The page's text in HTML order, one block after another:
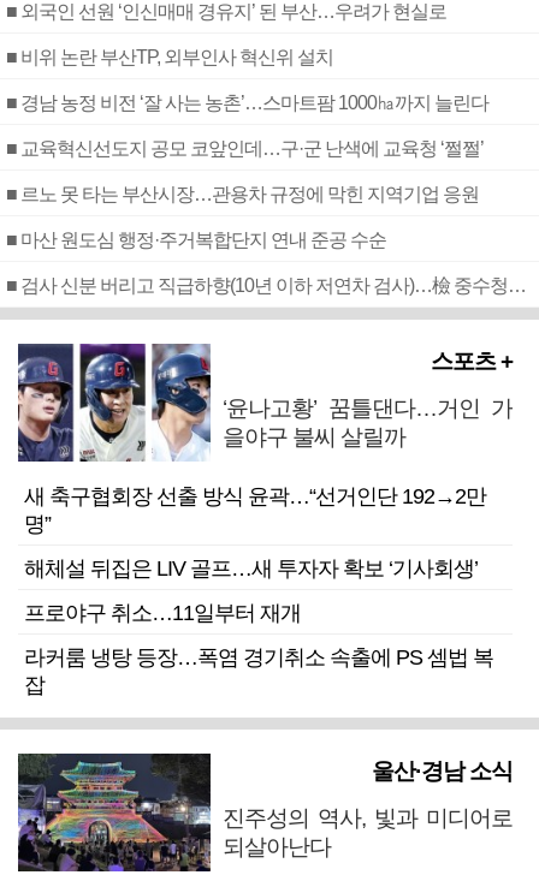
■ 외국인 선원 ‘인신매매 경유지’ 된 부산…우려가 현실로
■ 비위 논란 부산TP, 외부인사 혁신위 설치
■ 경남 농정 비전 ‘잘 사는 농촌’…스마트팜 1000㏊까지 늘린다
■ 교육혁신선도지 공모 코앞인데…구·군 난색에 교육청 ‘쩔쩔’
■ 르노 못 타는 부산시장…관용차 규정에 막힌 지역기업 응원
■ 마산 원도심 행정·주거복합단지 연내 준공 수순
■ 검사 신분 버리고 직급하향(10년 이하 저연차 검사)…檢 중수청행 기피
스포츠 +
‘윤나고황’ 꿈틀댄다…거인 가
을야구 불씨 살릴까
새 축구협회장 선출 방식 윤곽…“선거인단 192→2만
명”
해체설 뒤집은 LIV 골프…새 투자자 확보 ‘기사회생’
프로야구 취소…11일부터 재개
라커룸 냉탕 등장…폭염 경기취소 속출에 PS 셈법 복
잡
울산·경남 소식
진주성의 역사, 빛과 미디어로
되살아난다